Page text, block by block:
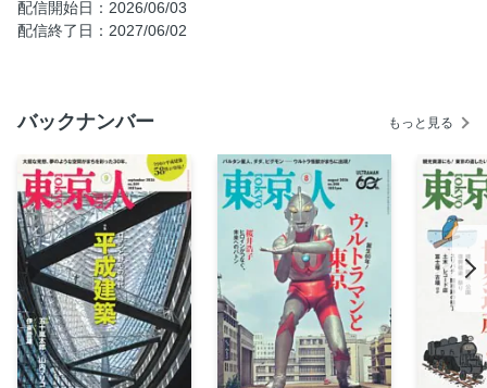
［エッセイ］ふかわりょう／私が払うから
【ジャズ喫茶】シュート・アロー／世界遺産エリア、下北沢
［エッセイ］瀬川慧／つけ場の領分
【地下街】大山 顕／長い歴史を持つ「未来」に出会う
【カワセミ】柳瀬博一／源流に戻ってきた奇跡の水鳥
［エッセイ］橋本倫史／東京のそば屋で、群衆のひとりにな
る
【闇市跡の横丁】フリート横田／一坪半の銀河
【土木】三上美絵／地上に、地下に！ メガシティを支える
「東京水回廊」
［エッセイ］タブレット純／生きる原動力をいただいており
ます
配信開始日：2026/06/03
配信終了日：2027/06/02
バックナンバー もっと見る